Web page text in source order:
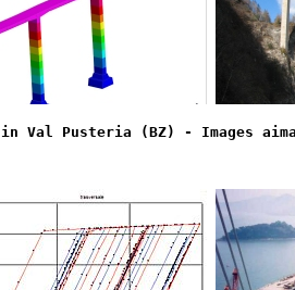
Val Pusteria (BZ) - Images